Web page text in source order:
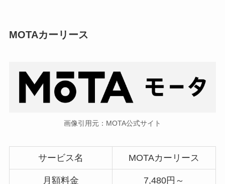
MOTAカーリース
画像引用元：MOTA公式サイト
サービス名 MOTAカーリース
月額料金 7,480円～